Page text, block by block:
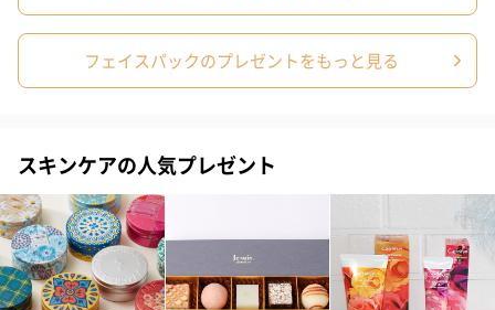
お届けボックスオプション
配送用のダンボールを装飾いたします。お相手のご住所に直接お
送りする際に人気のオプションです。お相手に直接手渡しする場
フェイスパックのプレゼントをもっと見る
スキンケアの人気プレゼント